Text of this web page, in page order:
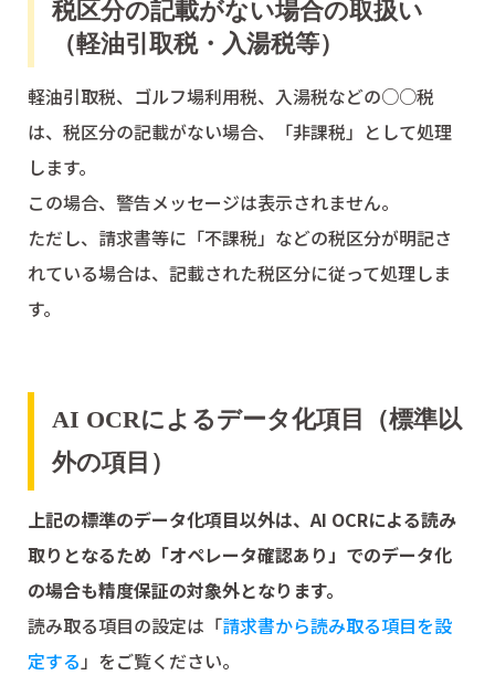
税区分の記載がない場合の取扱い
（軽油引取税・入湯税等）
軽油引取税、ゴルフ場利用税、入湯税などの○○税
は、税区分の記載がない場合、「非課税」として処理
します。
この場合、警告メッセージは表示されません。
ただし、請求書等に「不課税」などの税区分が明記さ
れている場合は、記載された税区分に従って処理しま
す。
AI OCRによるデータ化項目（標準以
外の項目）
上記の標準のデータ化項目以外は、AI OCRによる読み
取りとなるため「オペレータ確認あり」でのデータ化
の場合も精度保証の対象外となります。
読み取る項目の設定は「請求書から読み取る項目を設
定する 」をご覧ください。